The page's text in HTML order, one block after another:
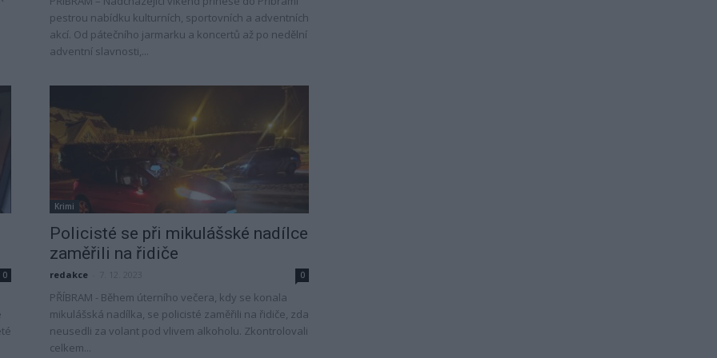
pestrou nabídku kulturních, sportovních a adventních
akcí. Od pátečního jarmarku a koncertů až po nedělní
adventní slavnosti,...
0
Krimi
Policisté se při mikulášské nadílce
zaměřili na řidiče
redakce 0
PŘÍBRAM - Během úterního večera, kdy se konala
mikulášská nadílka, se policisté zaměřili na řidiče, zda
neusedli za volant pod vlivem alkoholu. Zkontrolovali
celkem...